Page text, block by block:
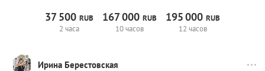
37500RUB
2 часа
167000 RUB
10 часов
195000 RUB
12 часов
Ирина Берестовская